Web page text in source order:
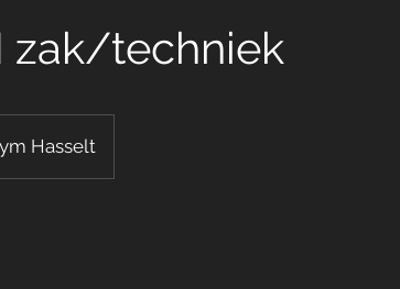
zak/techniek
Hasselt